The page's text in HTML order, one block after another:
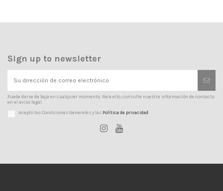
Sign up to newsletter
Puede darse de baja en cualquier momento. Para ello, consulte nuestra información de contacto
en el aviso legal.
Acepto las Condiciones Generales y las Política de privacidad